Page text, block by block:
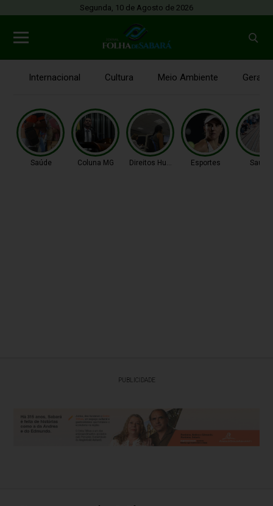
Segunda, 10 de Agosto de 2026
Internacional Cultura Meio Ambiente Gerais
Saúde Coluna MG Direitos Humanos Esportes Saúde
PUBLICIDADE